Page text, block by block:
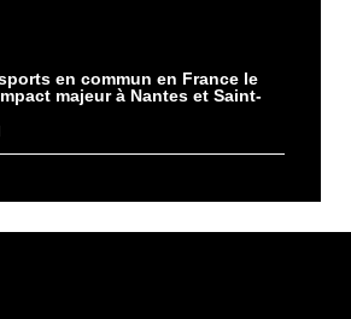
en commun en France le
majeur à Nantes et Saint-